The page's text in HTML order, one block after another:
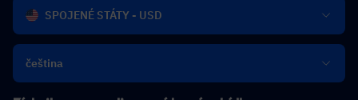
SPOJENÉ STÁTY - USD
čeština